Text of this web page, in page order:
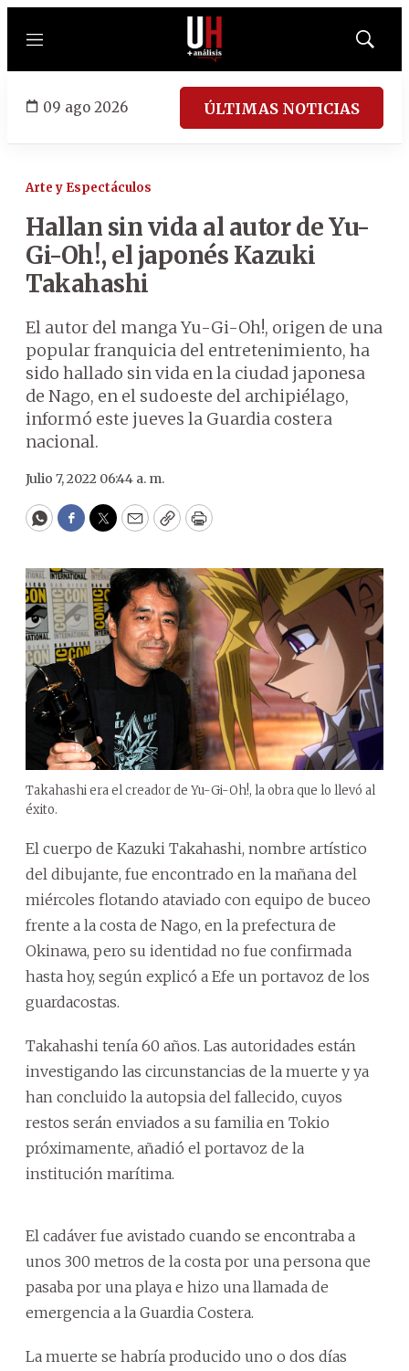
Menú
Mostrar
09 ago 2026 ÚLTIMAS NOTICIAS
Arte y Espectáculos
Hallan sin vida al autor de Yu-
Gi-Oh!, el japonés Kazuki
Takahashi
El autor del manga Yu-Gi-Oh!, origen de una
popular franquicia del entretenimiento, ha
sido hallado sin vida en la ciudad japonesa
de Nago, en el sudoeste del archipiélago,
informó este jueves la Guardia costera
nacional.
Julio 7, 2022 06:44 a. m.
WhatsApp
Facebook
Twitter
EmailCopyPrint
Takahashi era el creador de Yu-Gi-Oh!, la obra que lo llevó al
éxito.
El cuerpo de Kazuki Takahashi, nombre artístico
del dibujante, fue encontrado en la mañana del
miércoles flotando ataviado con equipo de buceo
frente a la costa de Nago, en la prefectura de
Okinawa, pero su identidad no fue confirmada
hasta hoy, según explicó a Efe un portavoz de los
guardacostas.
Takahashi tenía 60 años. Las autoridades están
investigando las circunstancias de la muerte y ya
han concluido la autopsia del fallecido, cuyos
restos serán enviados a su familia en Tokio
próximamente, añadió el portavoz de la
institución marítima.
El cadáver fue avistado cuando se encontraba a
unos 300 metros de la costa por una persona que
pasaba por una playa e hizo una llamada de
emergencia a la Guardia Costera.
La muerte se habría producido uno o dos días